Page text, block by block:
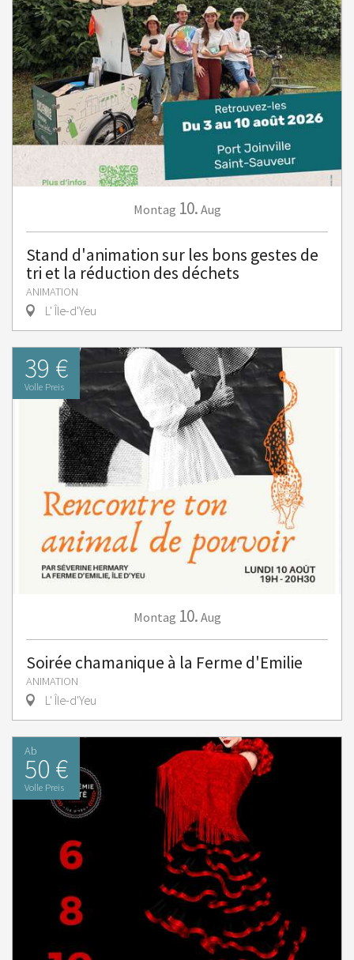
Montag 10. Aug
Stand d'animation sur les bons gestes de
tri et la réduction des déchets
ANIMATION
L' Île-d'Yeu
39 €
Volle Preis
Montag 10. Aug
Soirée chamanique à la Ferme d'Emilie
ANIMATION
L' Île-d'Yeu
Ab
50 €
Volle Preis